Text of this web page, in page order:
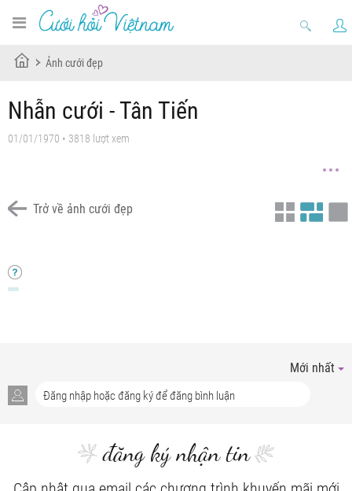
Ảnh cưới đẹp
Nhẫn cưới - Tân Tiến
01/01/1970 • 3818 lượt xem
Trở về ảnh cưới đẹp
Nhẫn Cưới Tân Tiến
Nhẫn Cưới Tân Tiến
Nhẫn Cưới Tân Tiến
Nhẫn Cưới Tân Tiến
Nhẫn Cưới Tân Tiến
Mới nhất
đăng ký nhận tin